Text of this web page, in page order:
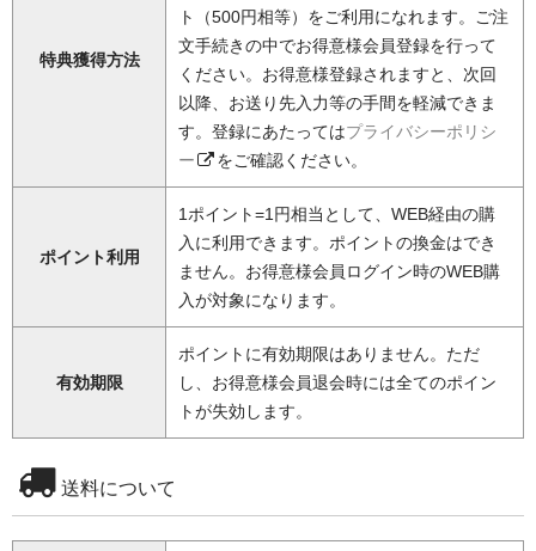
特典獲得方法
ト（500円相等）をご利用になれます。ご注
文手続きの中でお得意様会員登録を行って
ください。お得意様登録されますと、次回
以降、お送り先入力等の手間を軽減できま
す。登録にあたってはプライバシーポリシ
ー
をご確認ください。
ポイント利用
1ポイント=1円相当として、WEB経由の購
入に利用できます。ポイントの換金はでき
ません。お得意様会員ログイン時のWEB購
入が対象になります。
有効期限
ポイントに有効期限はありません。ただ
し、お得意様会員退会時には全てのポイン
トが失効します。
送料について